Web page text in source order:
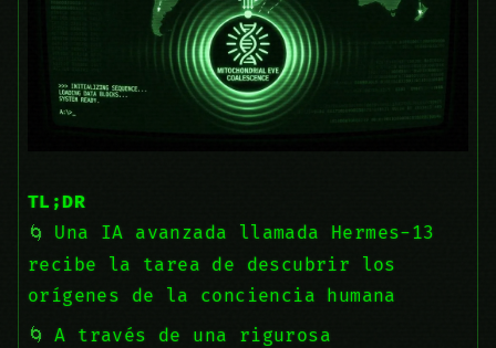
TL;DR
Una IA avanzada llamada Hermes-13
recibe la tarea de descubrir los
orígenes de la conciencia humana
A través de una rigurosa